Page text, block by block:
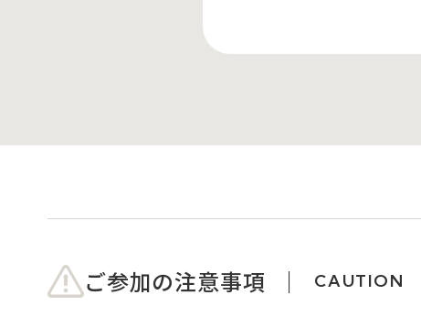
ご参加の注意事項 CAUTION